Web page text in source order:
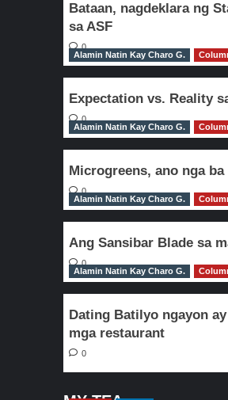
Bataan, nagdeklara ng
sa ASF
0
Alamin Natin Kay Charo G.
Expectation vs. Reality
0
Alamin Natin Kay Charo G.
Microgreens, ano nga
0
Alamin Natin Kay Charo G.
Ang Sansibar Blade sa
0
Alamin Natin Kay Charo G.
Dating Batilyo ngayon
mga restaurant
0